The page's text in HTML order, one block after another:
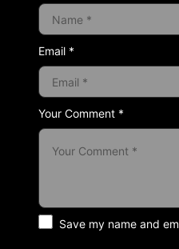
Your Comment *
Email *
Save my name and